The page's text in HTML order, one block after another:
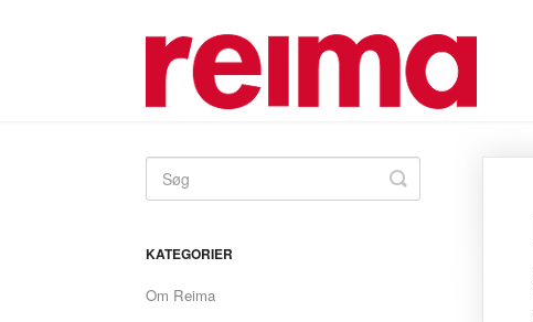
Toggle
Search
KATEGORIER
Om Reima